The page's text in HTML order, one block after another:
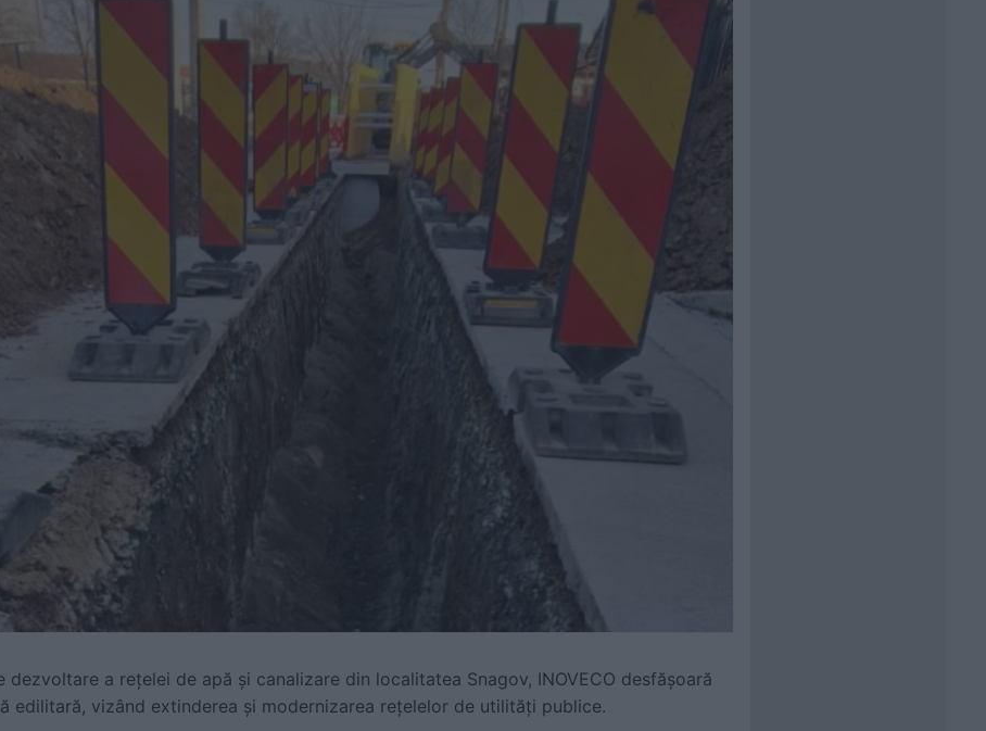
a rețelei de apă și canalizare din localitatea Snagov, INOVECO desfășoară
edilitară, vizând extinderea și modernizarea rețelelor de utilități publice.